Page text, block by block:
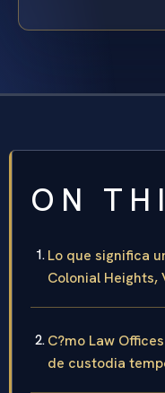
ON
Lo que significa
Colonial Heights,
C?mo Law
de custodia